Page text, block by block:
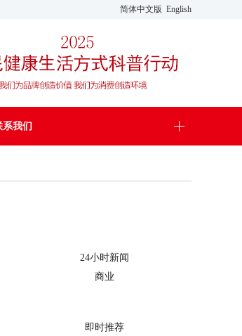
简体中文版 English
系我们
24小时新闻
商业
即时推荐